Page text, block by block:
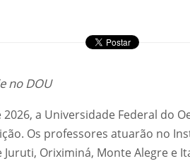
no DOU
a Universidade Federal do
Os professores atuarão no
Oriximiná, Monte Alegre e